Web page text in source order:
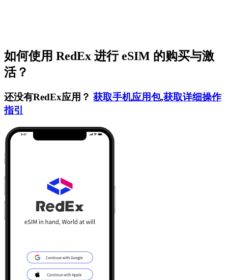
如何使用 RedEx 进行 eSIM 的购买与激
活？
还没有RedEx应用？ 获取手机应用包,获取详细操作
指引